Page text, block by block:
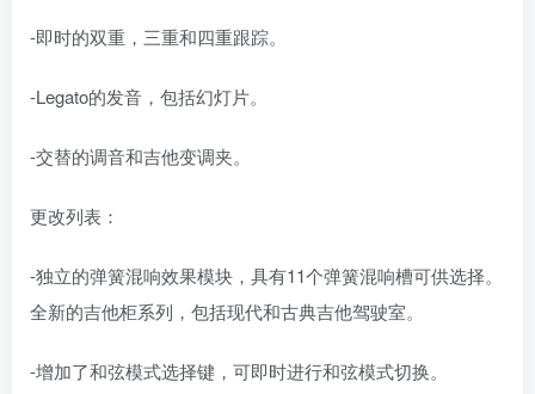
-即时的双重，三重和四重跟踪。
-Legato的发音，包括幻灯片。
-交替的调音和吉他变调夹。
更改列表：
-独立的弹簧混响效果模块，具有11个弹簧混响槽可供选择。
全新的吉他柜系列，包括现代和古典吉他驾驶室。
-增加了和弦模式选择键，可即时进行和弦模式切换。